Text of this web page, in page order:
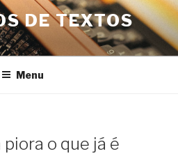
DE TEXTOS
Menu
o que já é